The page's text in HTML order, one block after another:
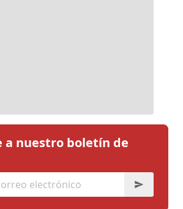
a nuestro boletín de